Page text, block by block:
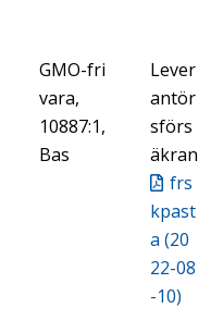
GMO-fri
vara,
10887:1,
Bas
Lever
antör
sförs
äkran
frs
kpast
a (20
22-08
-10)